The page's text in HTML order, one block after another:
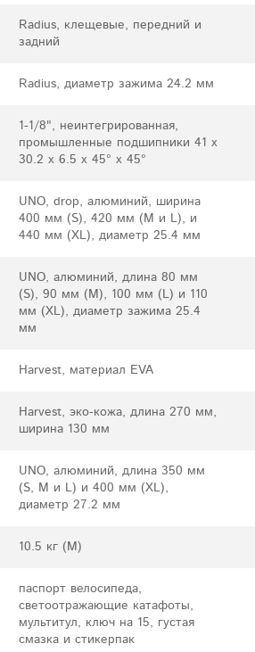
Radius, клещевые, передний и
задний
Radius, диаметр зажима 24.2 мм
1-1/8", неинтегрированная,
промышленные подшипники 41 x
30.2 x 6.5 x 45° x 45°
UNO, drop, алюминий, ширина
400 мм (S), 420 мм (M и L), и
440 мм (XL), диаметр 25.4 мм
UNO, алюминий, длина 80 мм
(S), 90 мм (M), 100 мм (L) и 110
мм (XL), диаметр зажима 25.4
мм
Harvest, материал EVA
Harvest, эко-кожа, длина 270 мм,
ширина 130 мм
UNO, алюминий, длина 350 мм
(S, M и L) и 400 мм (XL),
диаметр 27.2 мм
10.5 кг (M)
паспорт велосипеда,
светоотражающие катафоты,
мультитул, ключ на 15, густая
смазка и стикерпак